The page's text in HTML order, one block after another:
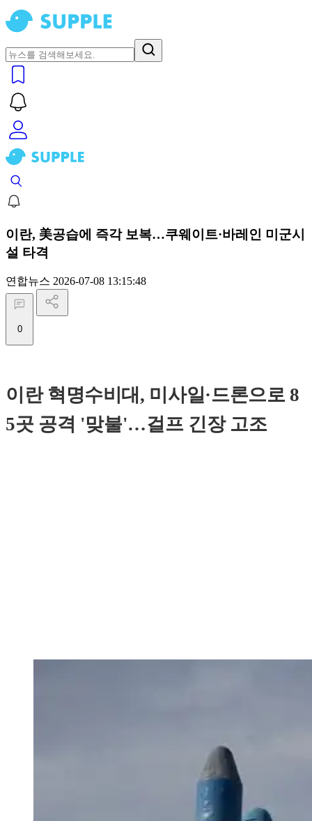
이란, 美공습에 즉각 보복…쿠웨이트·바레인 미군시
설 타격
연합뉴스 2026-07-08 13:15:48
0
이란 혁명수비대, 미사일·드론으로 8
5곳 공격 '맞불'…걸프 긴장 고조